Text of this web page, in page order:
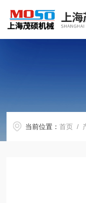
当前位置：首页 /